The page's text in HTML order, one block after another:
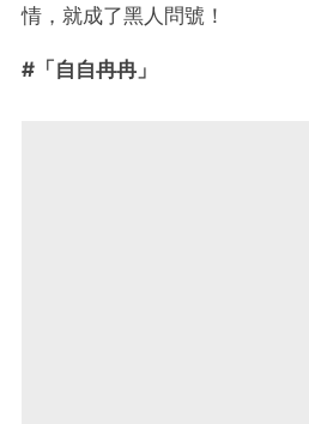
情，就成了黑人問號！
#「自自冉冉」